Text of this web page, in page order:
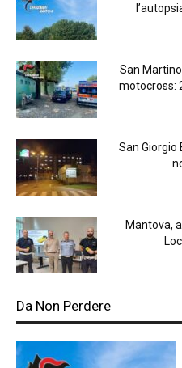
San
motocross:
San
Mantova,
Da Non Perdere